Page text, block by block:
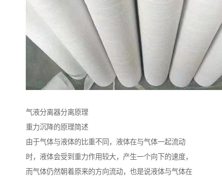
气液分离器分离原理
重力沉降的原理简述
由于气体与液体的比重不同，液体在与气体一起流动
时，液体会受到重力作用较大，产生一个向下的速度，
而气体仍然朝着原来的方向流动，也是说液体与气体在